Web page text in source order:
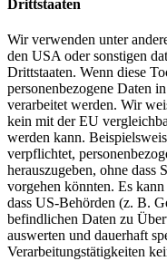
Drittstaaten
Wir verwenden unter
den USA oder sonstigen
Drittstaaten. Wenn diese
personenbezogene Daten
verarbeitet werden. Wir
kein mit der EU
werden kann.
verpflichtet,
herauszugeben, ohne dass
vorgehen könnten. Es
dass US-Behörden (z. B.
befindlichen Daten zu
auswerten und dauerhaft
Verarbeitungstätigkeiten